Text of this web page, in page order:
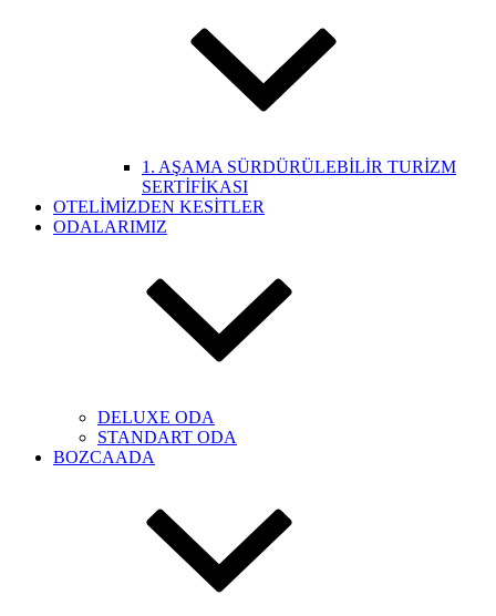
1. AŞAMA SÜRDÜRÜLEBİLİR TURİZM
SERTİFİKASI
OTELİMİZDEN KESİTLER
ODALARIMIZ
DELUXE ODA
STANDART ODA
BOZCAADA